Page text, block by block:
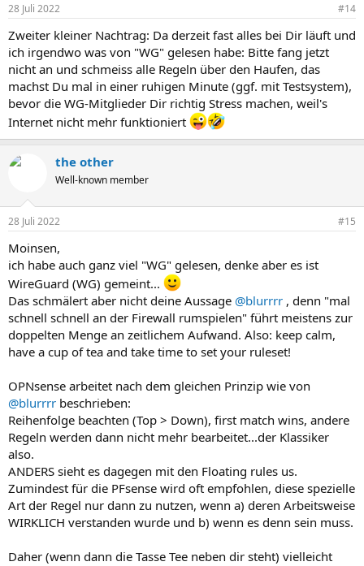
28 Juli 2022 #14
Zweiter kleiner Nachtrag: Da derzeit fast alles bei Dir läuft und
ich irgendwo was von "WG" gelesen habe: Bitte fang jetzt
nicht an und schmeiss alle Regeln über den Haufen, das
machst Du mal in einer ruhigen Minute (ggf. mit Testsystem),
bevor die WG-Mitglieder Dir richtig Stress machen, weil's
Internet nicht mehr funktioniert
the other
Well-known member
28 Juli 2022 #15
Moinsen,
ich habe auch ganz viel "WG" gelesen, denke aber es ist
WireGuard (WG) gemeint...
Das schmälert aber nicht deine Aussage @blurrrr , denn "mal
schnell schnell an der Firewall rumspielen" führt meistens zur
doppelten Menge an zeitlichem Aufwand. Also: keep calm,
have a cup of tea and take time to set your ruleset!
OPNsense arbeitet nach dem gleichen Prinzip wie von
@blurrrr beschrieben:
Reihenfolge beachten (Top > Down), first match wins, andere
Regeln werden dann nicht mehr bearbeitet...der Klassiker
also.
ANDERS sieht es dagegen mit den Floating rules us.
Zumindest für die PFsense wird oft empfohlen, diese spezielle
Art der Regel nur dann zu nutzen, wenn a) deren Arbeitsweise
WIRKLICH verstanden wurde und b) wenn es denn sein muss.
Daher (wenn dann die Tasse Tee neben dir steht) vielleicht